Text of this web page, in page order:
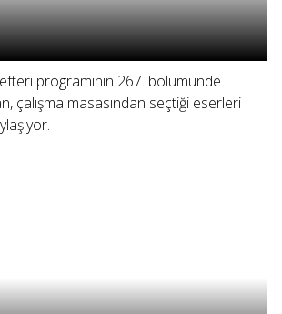
programının 267. bölümünde
çalışma masasından seçtiği eserleri